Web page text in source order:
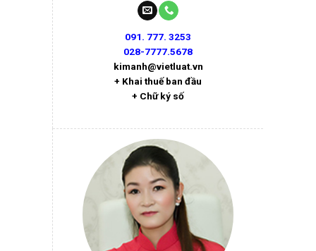
091. 777. 3253
028-7777.5678
kimanh@vietluat.vn
+ Khai thuế ban đầu
+ Chữ ký số